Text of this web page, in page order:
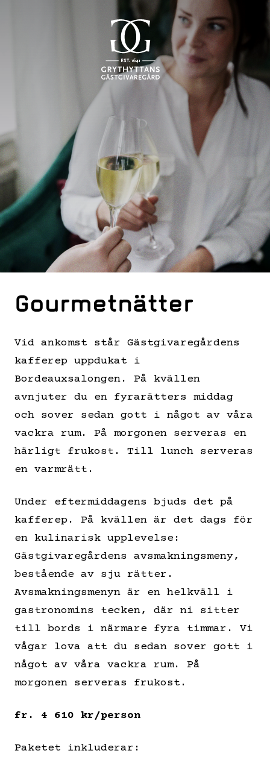
Gourmetnätter
Vid ankomst står Gästgivaregårdens
kafferep uppdukat i
Bordeauxsalongen. På kvällen
avnjuter du en fyrarätters middag
och sover sedan gott i något av våra
vackra rum. På morgonen serveras en
härligt frukost. Till lunch serveras
en varmrätt.
Under eftermiddagens bjuds det på
kafferep. På kvällen är det dags för
en kulinarisk upplevelse:
Gästgivaregårdens avsmakningsmeny,
bestående av sju rätter.
Avsmakningsmenyn är en helkväll i
gastronomins tecken, där ni sitter
till bords i närmare fyra timmar. Vi
vågar lova att du sedan sover gott i
något av våra vackra rum. På
morgonen serveras frukost.
fr. 4 610 kr/person
Paketet inkluderar: